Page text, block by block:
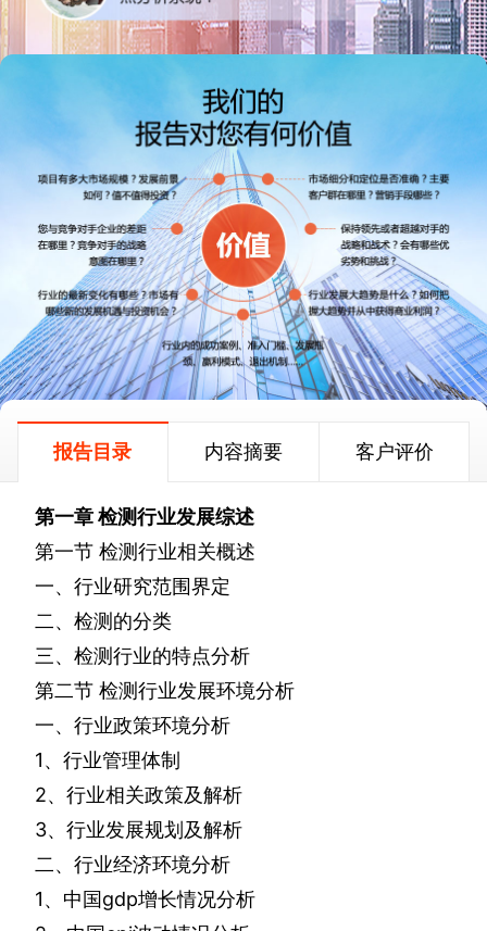
报告目录 内容摘要 客户评价
第一章检测行业发展综述
第一节 检测行业相关概述
一、行业研究范围界定
二、检测的分类
三、检测行业的特点分析
第二节 检测行业发展环境分析
一、行业政策环境分析
1、行业管理体制
2、行业相关政策及解析
3、行业发展规划及解析
二、行业经济环境分析
1、中国gdp增长情况分析